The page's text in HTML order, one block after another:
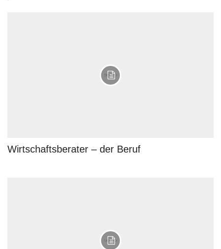
Wirtschaftsberater – der Beruf